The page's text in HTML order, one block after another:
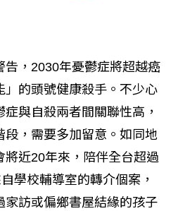
告，2030年憂鬱症將超越癌
」的頭號健康殺手。不少心
與自殺兩者間關聯性高，
段，需要多加留意。如同地
將近20年來，陪伴全台超過
學校輔導室的轉介個案，
家訪或偏鄉書屋結緣的孩子